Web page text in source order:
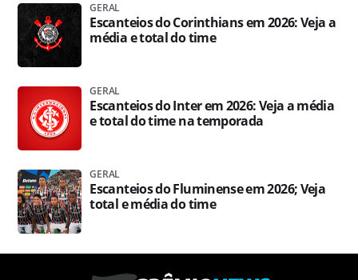
GERAL
Escanteios do Corinthians em 2026: Veja a
média e total do time
GERAL
Escanteios do Inter em 2026: Veja a média
e total do time na temporada
GERAL
Escanteios do Fluminense em 2026; Veja
total e média do time